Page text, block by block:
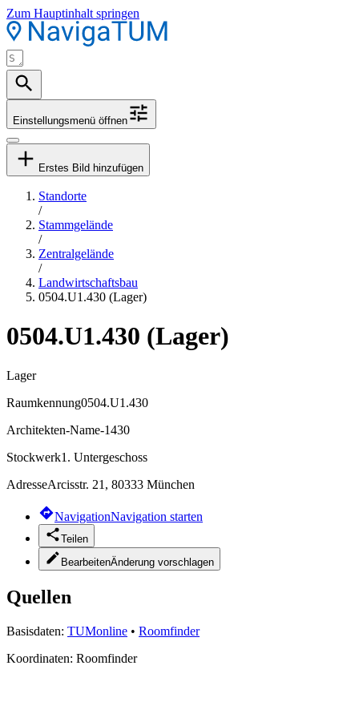
Zum Hauptinhalt springen
Einstellungsmenü öffnen
Erstes Bild hinzufügen
Standorte
/
Stammgelände
/
Zentralgelände
/
Landwirtschaftsbau
0504.U1.430 (Lager)
0504.U1.430 (Lager)
Lager
Raumkennung0504.U1.430
Architekten-Name-1430
Stockwerk1. Untergeschoss
AdresseArcisstr. 21, 80333 München
NavigationNavigation starten
Teilen
BearbeitenÄnderung vorschlagen
Quellen
Basisdaten: TUMonline • Roomfinder
Koordinaten: Roomfinder